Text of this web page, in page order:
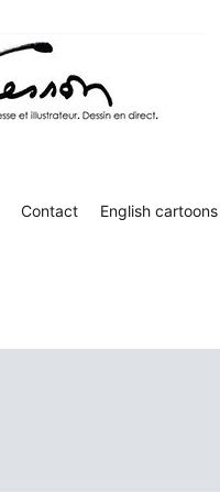
Contact English cartoons